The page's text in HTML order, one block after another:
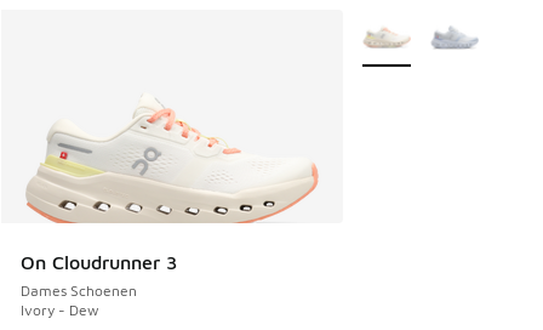
On Cloudrunner 3
Dames Schoenen
Ivory - Dew
Meer kleuren